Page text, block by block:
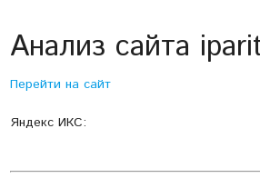
Анализ сайта
Перейти на сайт
Яндекс ИКС: